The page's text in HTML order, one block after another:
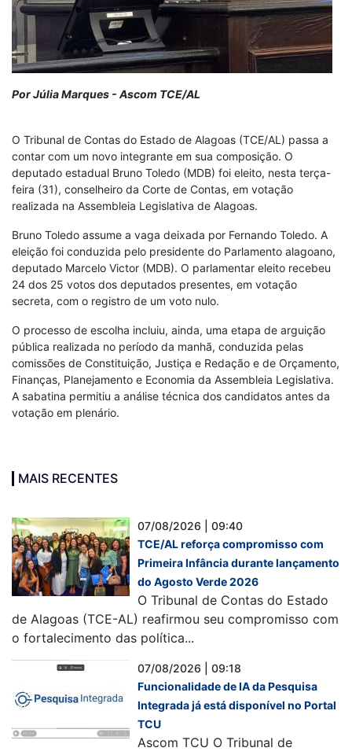
Por Júlia Marques - Ascom TCE/AL
O Tribunal de Contas do Estado de Alagoas (TCE/AL) passa a
contar com um novo integrante em sua composição. O
deputado estadual Bruno Toledo (MDB) foi eleito, nesta terça-
feira (31), conselheiro da Corte de Contas, em votação
realizada na Assembleia Legislativa de Alagoas.
Bruno Toledo assume a vaga deixada por Fernando Toledo. A
eleição foi conduzida pelo presidente do Parlamento alagoano,
deputado Marcelo Victor (MDB). O parlamentar eleito recebeu
24 dos 25 votos dos deputados presentes, em votação
secreta, com o registro de um voto nulo.
O processo de escolha incluiu, ainda, uma etapa de arguição
pública realizada no período da manhã, conduzida pelas
comissões de Constituição, Justiça e Redação e de Orçamento,
Finanças, Planejamento e Economia da Assembleia Legislativa.
A sabatina permitiu a análise técnica dos candidatos antes da
votação em plenário.
MAIS RECENTES
07/08/2026 | 09:40
TCE/AL reforça compromisso com
Primeira Infância durante lançamento
do Agosto Verde 2026
O Tribunal de Contas do Estado
de Alagoas (TCE-AL) reafirmou seu compromisso com
o fortalecimento das política...
07/08/2026 | 09:18
Funcionalidade de IA da Pesquisa
Integrada já está disponível no Portal
TCU
Ascom TCU O Tribunal de